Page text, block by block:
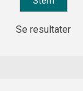
Se resultater